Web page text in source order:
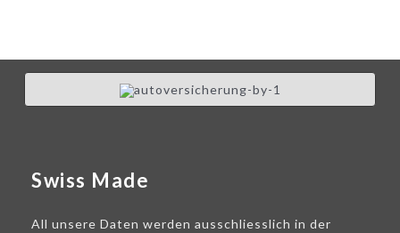
Swiss Made
All unsere Daten werden ausschliesslich in der